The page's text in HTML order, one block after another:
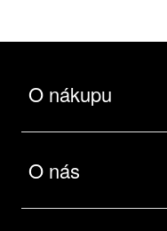
O nákupu
O nás